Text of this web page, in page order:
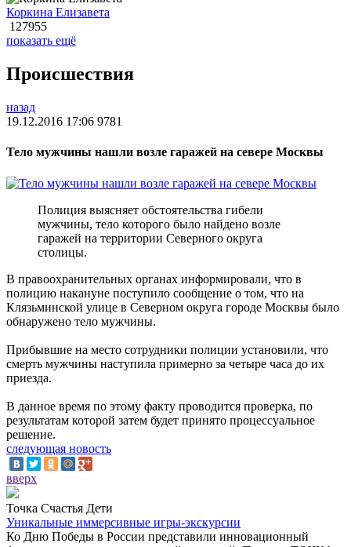
Коркина Елизавета
127955
показать ещё
Происшествия
назад
19.12.2016 17:06 9781
Тело мужчины нашли возле гаражей на севере Москвы
Полиция выясняет обстоятельства гибели
мужчины, тело которого было найдено возле
гаражей на территории Северного округа
столицы.
В правоохранительных органах информировали, что в
полицию накануне поступило сообщение о том, что на
Клязьминской улице в Северном округа городе Москвы было
обнаружено тело мужчины.
Прибывшие на место сотрудники полиции установили, что
смерть мужчины наступила примерно за четыре часа до их
приезда.
В данное время по этому факту проводится проверка, по
результатам которой затем будет принято процессуальное
решение.
следующая новость
вверх
Точка Счастья Дети
Уникальные иммерсивные игры-экскурсии
Ко Дню Победы в России представили инновационный